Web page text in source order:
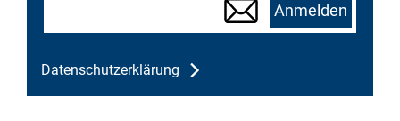
Anmelden
Datenschutzerklärung